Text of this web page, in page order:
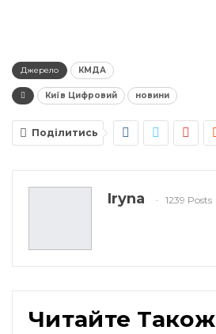
Джерело КМДА
Київ Цифровий новини
Поділитись
Iryna 1239 Posts
Читайте Також